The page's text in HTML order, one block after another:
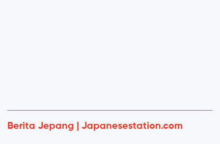
Berita Jepang | Japanesestation.com